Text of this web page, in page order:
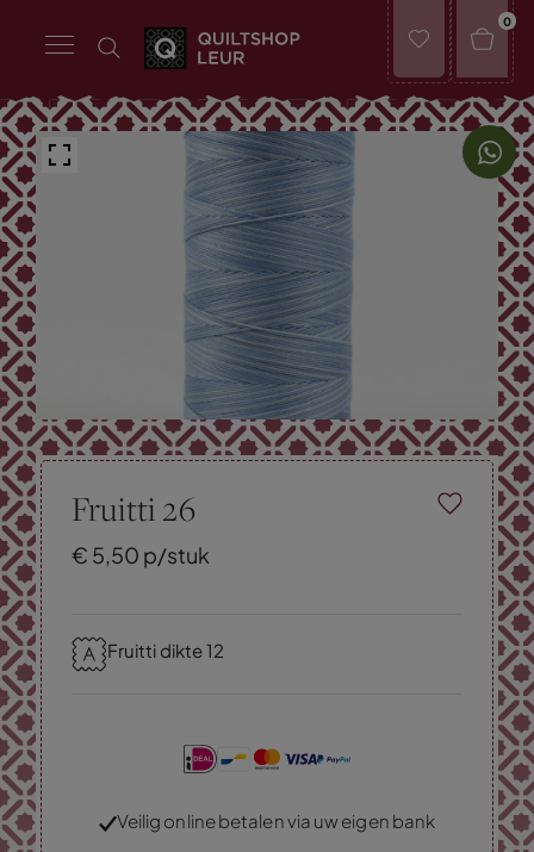
0
Fruitti 26
€ 5,50 p/stuk
Fruitti dikte 12
Veilig online betalen via uw eigen bank